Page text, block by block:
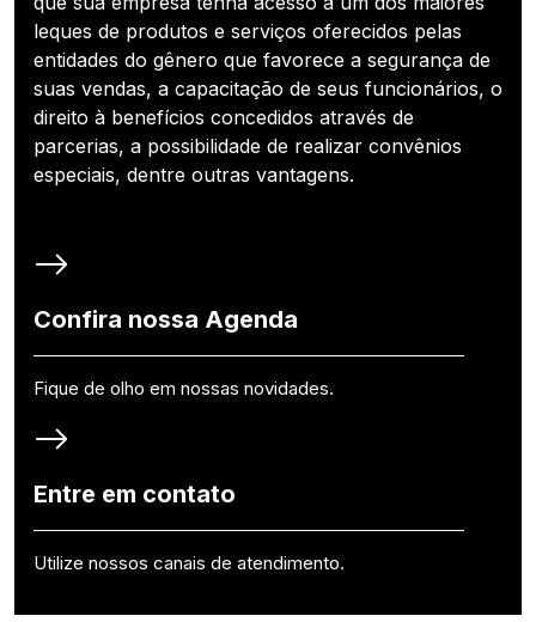
leques de produtos e serviços oferecidos pelas
entidades do gênero que favorece a segurança de
suas vendas, a capacitação de seus funcionários, o
direito à benefícios concedidos através de
parcerias, a possibilidade de realizar convênios
especiais, dentre outras vantagens.
Confira nossa Agenda
Fique de olho em nossas novidades.
Entre em contato
Utilize nossos canais de atendimento.